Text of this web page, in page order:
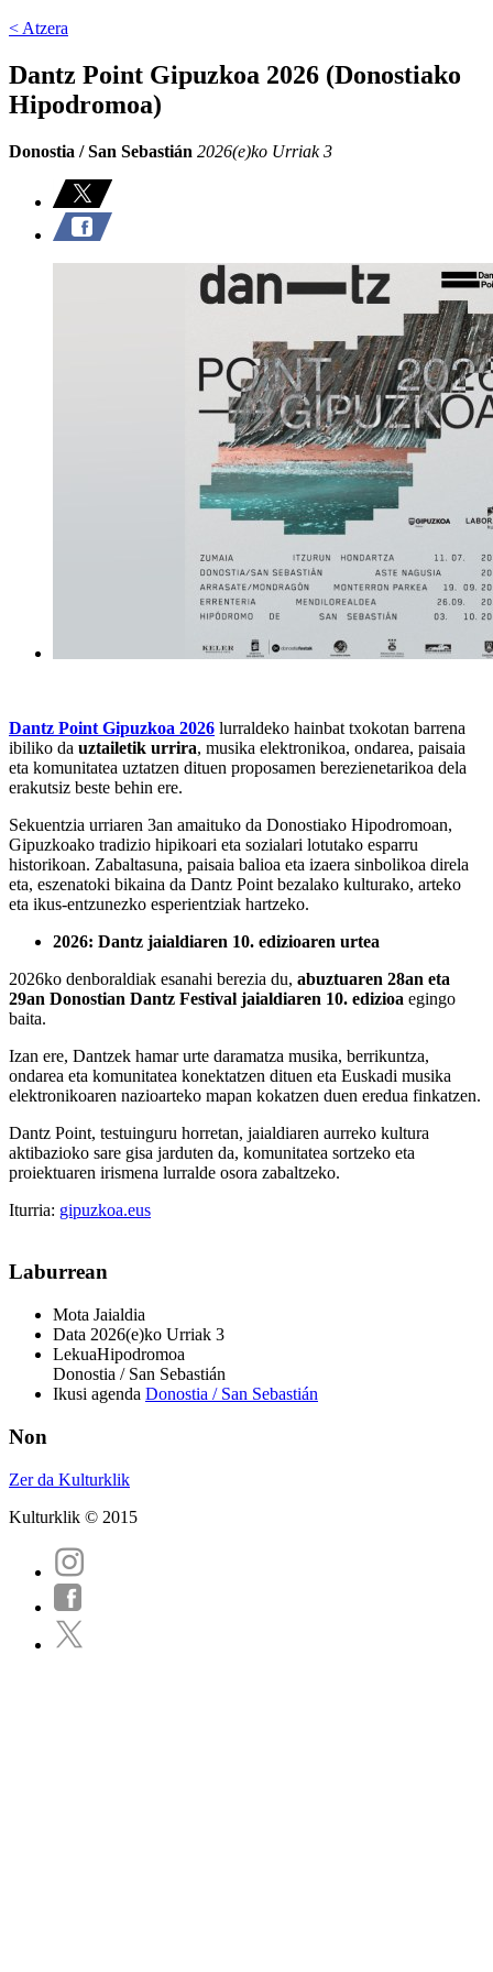
< Atzera
Dantz Point Gipuzkoa 2026 (Donostiako
Hipodromoa)
Donostia / San Sebastián 2026(e)ko Urriak 3
Dantz Point Gipuzkoa 2026 lurraldeko hainbat txokotan barrena
ibiliko da uztailetik urrira, musika elektronikoa, ondarea, paisaia
eta komunitatea uztatzen dituen proposamen berezienetarikoa dela
erakutsiz beste behin ere.
Sekuentzia urriaren 3an amaituko da Donostiako Hipodromoan,
Gipuzkoako tradizio hipikoari eta sozialari lotutako esparru
historikoan. Zabaltasuna, paisaia balioa eta izaera sinbolikoa direla
eta, eszenatoki bikaina da Dantz Point bezalako kulturako, arteko
eta ikus-entzunezko esperientziak hartzeko.
2026: Dantz jaialdiaren 10. edizioaren urtea
2026ko denboraldiak esanahi berezia du, abuztuaren 28an eta
29an Donostian Dantz Festival jaialdiaren 10. edizioa egingo
baita.
Izan ere, Dantzek hamar urte daramatza musika, berrikuntza,
ondarea eta komunitatea konektatzen dituen eta Euskadi musika
elektronikoaren nazioarteko mapan kokatzen duen eredua finkatzen.
Dantz Point, testuinguru horretan, jaialdiaren aurreko kultura
aktibazioko sare gisa jarduten da, komunitatea sortzeko eta
proiektuaren irismena lurralde osora zabaltzeko.
Iturria: gipuzkoa.eus
Laburrean
Mota Jaialdia
Data 2026(e)ko Urriak 3
LekuaHipodromoa
Donostia / San Sebastián
Ikusi agenda Donostia / San Sebastián
Non
Zer da Kulturklik
Kulturklik © 2015